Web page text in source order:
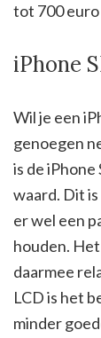
tot 700
iPhone
Wil je een
genoegen
is de
waard. Dit
er wel een
houden.
daarmee
LCD is het
minder